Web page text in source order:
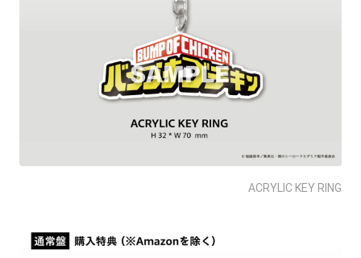
ACRYLIC KEY RING